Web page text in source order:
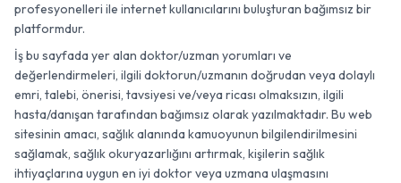
profesyonelleri ile internet kullanıcılarını buluşturan bağımsız bir
platformdur.
İş bu sayfada yer alan doktor/uzman yorumları ve
değerlendirmeleri, ilgili doktorun/uzmanın doğrudan veya dolaylı
emri, talebi, önerisi, tavsiyesi ve/veya ricası olmaksızın, ilgili
hasta/danışan tarafından bağımsız olarak yazılmaktadır. Bu web
sitesinin amacı, sağlık alanında kamuoyunun bilgilendirilmesini
sağlamak, sağlık okuryazarlığını artırmak, kişilerin sağlık
ihtiyaçlarına uygun en iyi doktor veya uzmana ulaşmasını